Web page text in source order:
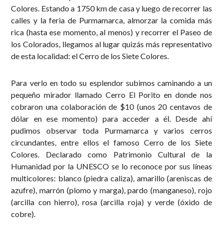
Colores. Estando a 1750 km de casa y luego de recorrer las
calles y la feria de Purmamarca, almorzar la comida más
rica (hasta ese momento, al menos) y recorrer el Paseo de
los Colorados, llegamos al lugar quizás más representativo
de esta localidad: el Cerro de los Siete Colores.
Para verlo en todo su esplendor subimos caminando a un
pequeño mirador llamado Cerro El Porito en donde nos
cobraron una colaboración de $10 (unos 20 centavos de
dólar en ese momento) para acceder a él. Desde ahí
pudimos observar toda Purmamarca y varios cerros
circundantes, entre ellos el famoso Cerro de los Siete
Colores. Declarado como Patrimonio Cultural de la
Humanidad por la UNESCO se lo reconoce por sus líneas
multicolores: blanco (piedra caliza), amarillo (areniscas de
azufre), marrón (plomo y marga), pardo (manganeso), rojo
(arcilla con hierro), rosa (arcilla roja) y verde (óxido de
cobre).